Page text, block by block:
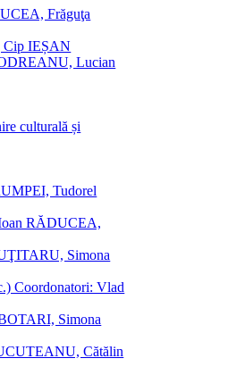
Frăguţa
Cip IEȘAN
Lucian
culturală și
Tudorel
RĂDUCEA,
Simona
Coordonatori: Vlad
Simona
Cătălin